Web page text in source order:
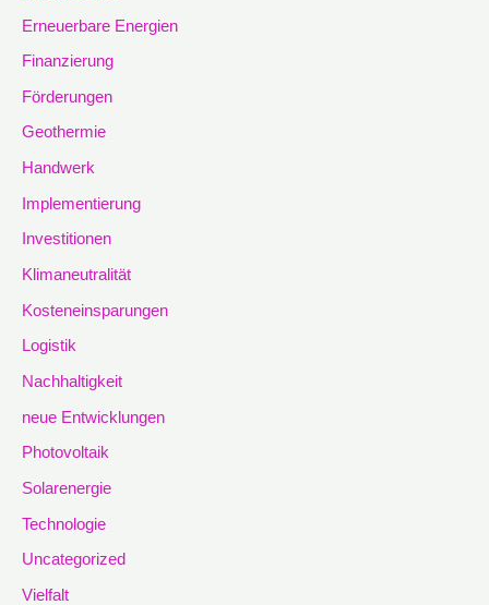
Erneuerbare Energien
Finanzierung
Förderungen
Geothermie
Handwerk
Implementierung
Investitionen
Klimaneutralität
Kosteneinsparungen
Logistik
Nachhaltigkeit
neue Entwicklungen
Photovoltaik
Solarenergie
Technologie
Uncategorized
Vielfalt